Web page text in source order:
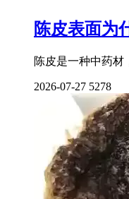
陈皮表面为
陈皮是一种中药
2026-07-27 5278